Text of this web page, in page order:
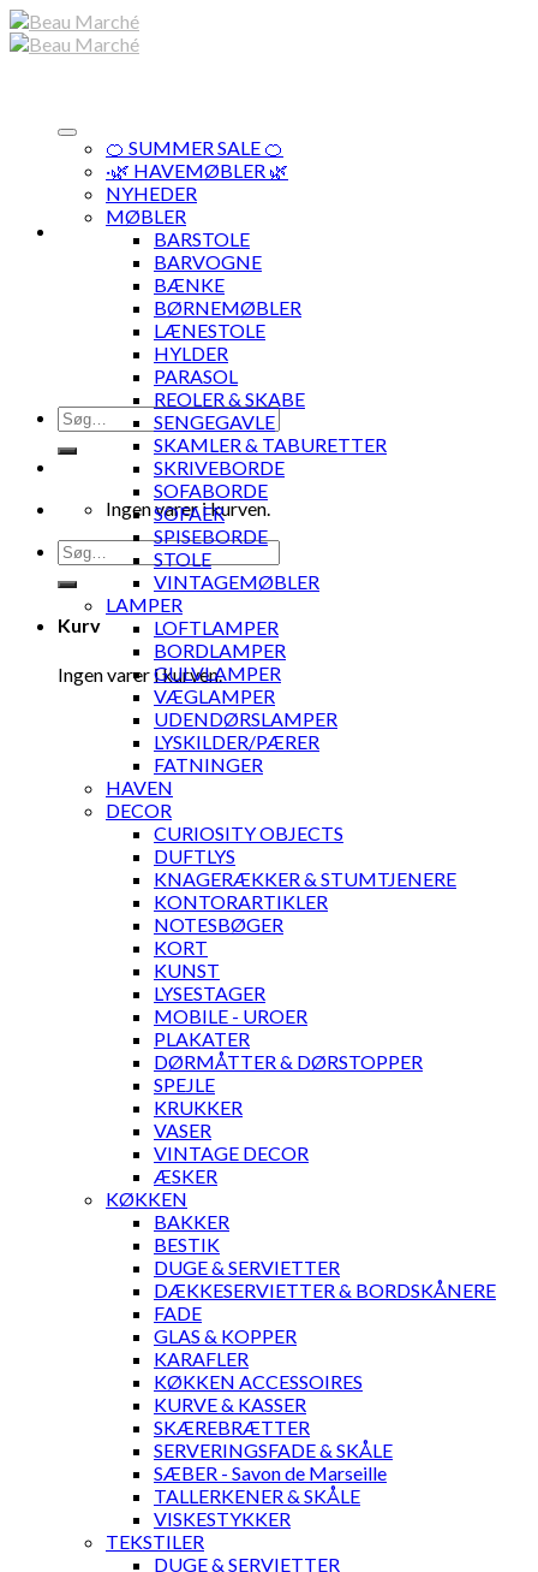
Skip
to
Søg
efter:
Ingen varer i kurven.
Søg
efter:
Kurv
Ingen varer i kurven.
🍊 SUMMER SALE 🍊
·🌿 HAVEMØBLER 🌿
NYHEDER
MØBLER
BARSTOLE
BARVOGNE
BÆNKE
BØRNEMØBLER
LÆNESTOLE
HYLDER
PARASOL
REOLER & SKABE
SENGEGAVLE
SKAMLER & TABURETTER
SKRIVEBORDE
SOFABORDE
SOFAER
SPISEBORDE
STOLE
VINTAGEMØBLER
LAMPER
LOFTLAMPER
BORDLAMPER
GULVLAMPER
VÆGLAMPER
UDENDØRSLAMPER
LYSKILDER/PÆRER
FATNINGER
HAVEN
DECOR
CURIOSITY OBJECTS
DUFTLYS
KNAGERÆKKER & STUMTJENERE
KONTORARTIKLER
NOTESBØGER
KORT
KUNST
LYSESTAGER
MOBILE - UROER
PLAKATER
DØRMÅTTER & DØRSTOPPER
SPEJLE
KRUKKER
VASER
VINTAGE DECOR
ÆSKER
KØKKEN
BAKKER
BESTIK
DUGE & SERVIETTER
DÆKKESERVIETTER & BORDSKÅNERE
FADE
GLAS & KOPPER
KARAFLER
KØKKEN ACCESSOIRES
KURVE & KASSER
SKÆREBRÆTTER
SERVERINGSFADE & SKÅLE
SÆBER - Savon de Marseille
TALLERKENER & SKÅLE
VISKESTYKKER
TEKSTILER
DUGE & SERVIETTER